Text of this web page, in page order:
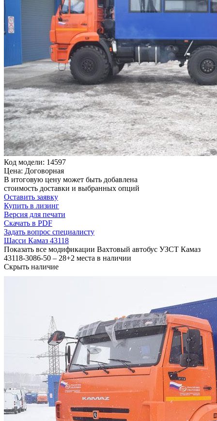
Код модели: 14597
Цена: Договорная
В итоговую цену может быть добавлена
стоимость доставки и выбранных опций
Оставить заявку
Купить в лизинг
Версия для печати
Скачать в PDF
Задать вопрос специалисту
Шасси Камаз 43118
Показать все модификации Вахтовый автобус УЗСТ Камаз
43118-3086-50 – 28+2 места в наличии
Скрыть наличие